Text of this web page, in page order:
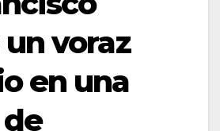
voraz
en una